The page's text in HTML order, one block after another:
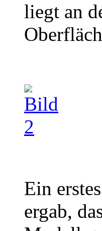
liegt an
Ein
ergab,